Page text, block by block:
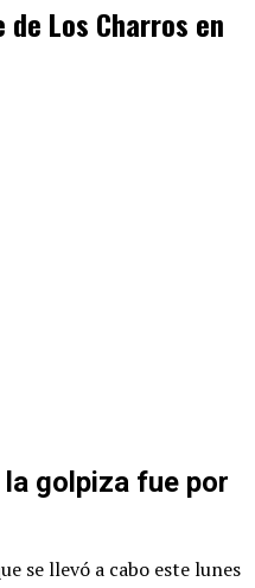
Los Charros en
golpiza fue por
se llevó a cabo este lunes